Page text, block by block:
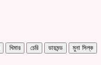
খিমার চেরি ডায়মন্ড
মুনা সিল্ক